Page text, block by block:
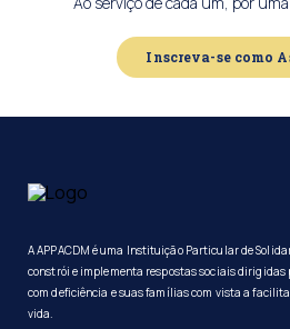
Inscreva-se como
A APPACDM é uma Instituição Particular de
constrói e implementa respostas sociais
com deficiência e suas famílias com vista a
vida.